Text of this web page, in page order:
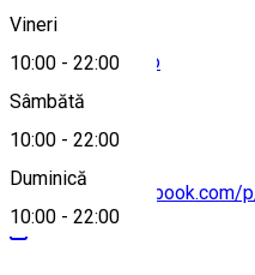
Vineri
10:00 - 22:00
Sâmbătă
10:00 - 22:00
Duminică
10:00 - 22:00
office@omleshi.ro
https://www.facebook.com/